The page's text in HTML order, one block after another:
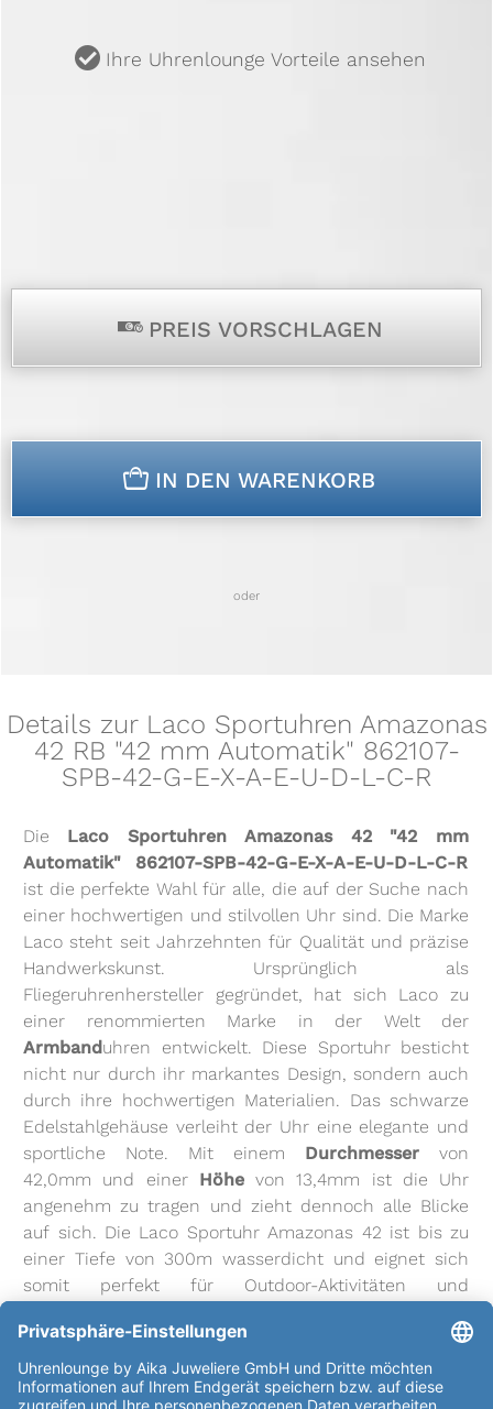
u Ihre Uhrenlounge Vorteile ansehen
p PREIS VORSCHLAGEN
n IN DEN WARENKORB
oder
Details zur Laco Sportuhren Amazonas
42 RB "42 mm Automatik" 862107-
SPB-42-G-E-X-A-E-U-D-L-C-R
Die Laco Sportuhren Amazonas 42 "42 mm
Automatik" 862107-SPB-42-G-E-X-A-E-U-D-L-C-R
ist die perfekte Wahl für alle, die auf der Suche nach
einer hochwertigen und stilvollen Uhr sind. Die Marke
Laco steht seit Jahrzehnten für Qualität und präzise
Handwerkskunst. Ursprünglich als
Fliegeruhrenhersteller gegründet, hat sich Laco zu
einer renommierten Marke in der Welt der
Armbanduhren entwickelt. Diese Sportuhr besticht
nicht nur durch ihr markantes Design, sondern auch
durch ihre hochwertigen Materialien. Das schwarze
Edelstahlgehäuse verleiht der Uhr eine elegante und
sportliche Note. Mit einem Durchmesser von
42,0mm und einer Höhe von 13,4mm ist die Uhr
angenehm zu tragen und zieht dennoch alle Blicke
auf sich. Die Laco Sportuhr Amazonas 42 ist bis zu
einer Tiefe von 300m wasserdicht und eignet sich
somit perfekt für Outdoor-Aktivitäten und
für eine klare Sicht auf das
. Das
Automatikwerk Laco 200, basierend auf dem Sellita
SW 200Kaliberin der Qualitätsstufe Elaboré, sorgt